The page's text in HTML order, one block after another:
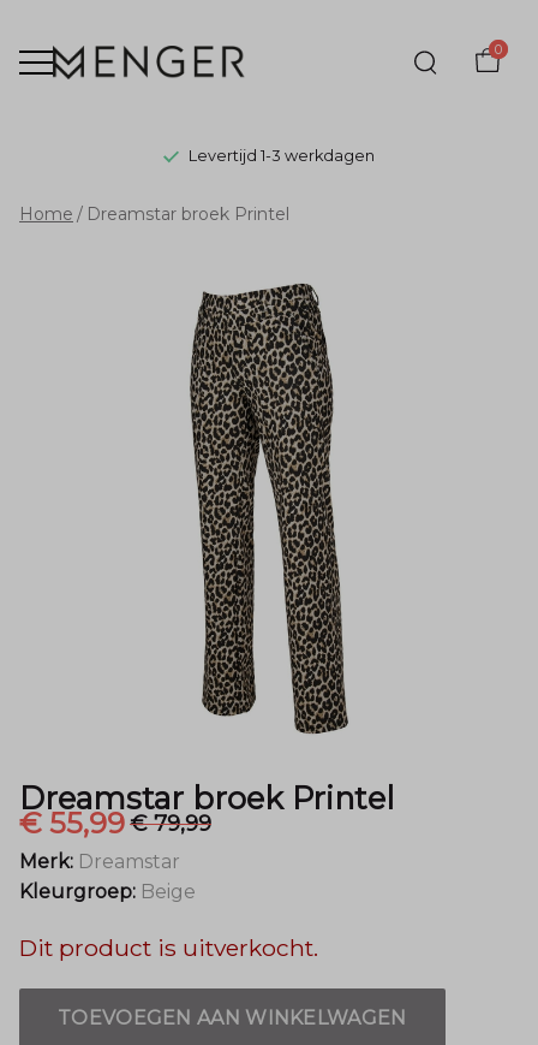
0
Levertijd 1-3 werkdagen
Dreamstar
Menger
Home Dreamstar broek Printel
Dreamstar broek Printel
€ 55,99€ 79,99
Merk: Dreamstar
Kleurgroep: Beige
Dit product is uitverkocht.
TOEVOEGEN AAN WINKELWAGEN